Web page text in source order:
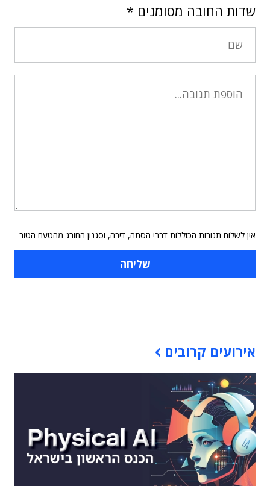
שדות החובה מסומנים *
אין לשלוח תגובות הכוללות דברי הסתה, דיבה, וסגנון החורג מהטעם הטוב
אירועים קרובים